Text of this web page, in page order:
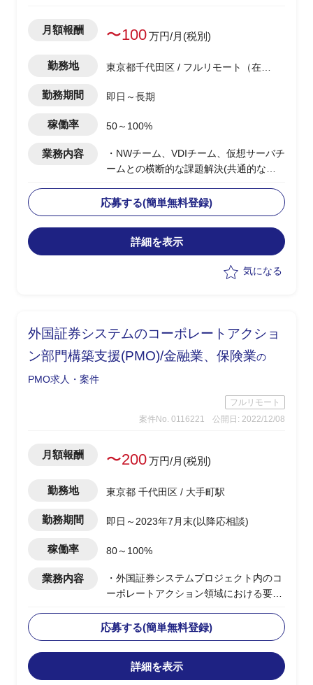
月額報酬 〜100万円/月(税別)
勤務地
東京都千代田区 / フルリモート（在
勤務期間 即日～長期
稼働率 50～100%
業務内容
・NWチーム、VDIチーム、仮想サーバチ
ームとの横断的な課題解決(共通的なル
・ヒアリング、AsIsTobe検討、各所との
調整
・各種資料作成
応募する(簡単無料登録)
詳細を表示
気になる
外国証券システムのコーポレートアクショ
ン部門構築支援(PMO)/金融業、保険業の
PMO求人・案件
フルリモート
案件No. 0116221
公開日: 2022/12/08
月額報酬 〜200万円/月(税別)
勤務地 東京都 千代田区 / 大手町駅
勤務期間 即日～2023年7月末(以降応相談)
稼働率 80～100%
業務内容
・外国証券システムプロジェクト内のコ
ーポレートアクション領域における要件
業務支援(PMO)
・グローバルITプロジェクト内のコーポ
レートアクション領域システムのリード
応募する(簡単無料登録)
詳細を表示